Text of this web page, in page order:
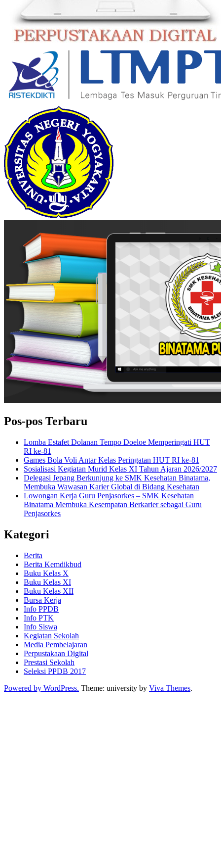
Pos-pos Terbaru
Lomba Estafet Dolanan Tempo Doeloe Memperingati HUT
RI ke-81
Games Bola Voli Antar Kelas Peringatan HUT RI ke-81
Sosialisasi Kegiatan Murid Kelas XI Tahun Ajaran 2026/2027
Delegasi Jepang Berkunjung ke SMK Kesehatan Binatama,
Membuka Wawasan Karier Global di Bidang Kesehatan
Lowongan Kerja Guru Penjasorkes – SMK Kesehatan
Binatama Membuka Kesempatan Berkarier sebagai Guru
Penjasorkes
Kategori
Berita
Berita Kemdikbud
Buku Kelas X
Buku Kelas XI
Buku Kelas XII
Bursa Kerja
Info PPDB
Info PTK
Info Siswa
Kegiatan Sekolah
Media Pembelajaran
Perpustakaan Digital
Prestasi Sekolah
Seleksi PPDB 2017
Powered by WordPress. Theme: university by Viva Themes.